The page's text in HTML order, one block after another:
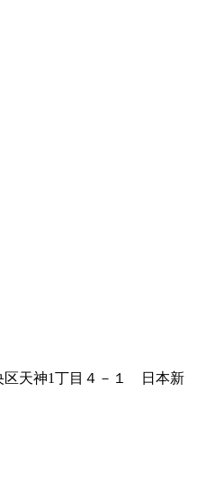
区天神1丁目４－１ 日本新